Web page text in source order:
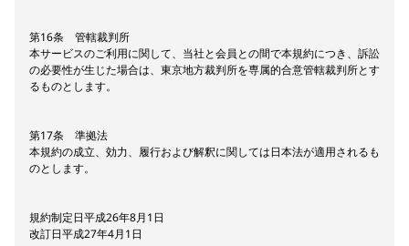
第16条 管轄裁判所
本サービスのご利用に関して、当社と会員との間で本規約につき、訴訟
の必要性が生じた場合は、東京地方裁判所を専属的合意管轄裁判所とす
るものとします。
第17条 準拠法
本規約の成立、効力、履行および解釈に関しては日本法が適用されるも
のとします。
規約制定日平成26年8月1日
改訂日平成27年4月1日